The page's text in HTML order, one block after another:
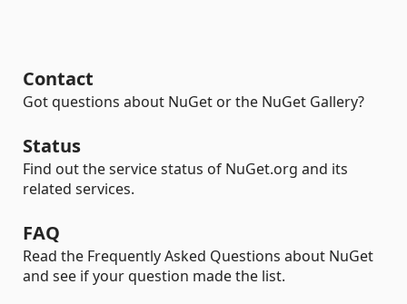
Contact
Got questions about NuGet or the NuGet Gallery?
Status
Find out the service status of NuGet.org and its
related services.
FAQ
Read the Frequently Asked Questions about NuGet
and see if your question made the list.